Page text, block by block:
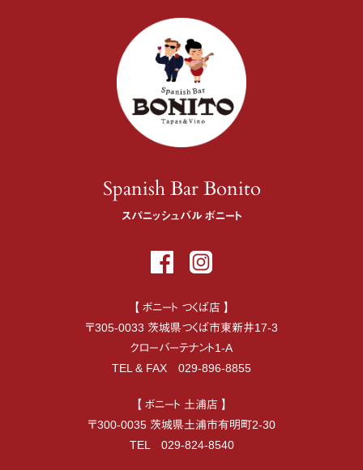
Spanish Bar Bonito
スパニッシュバル ボニート
【 ボニート つくば店 】
〒305-0033 茨城県つくば市東新井17-3
クローバーテナント1-A
TEL & FAX 029-896-8855
【 ボニート 土浦店 】
〒300-0035 茨城県土浦市有明町2-30
TEL 029-824-8540